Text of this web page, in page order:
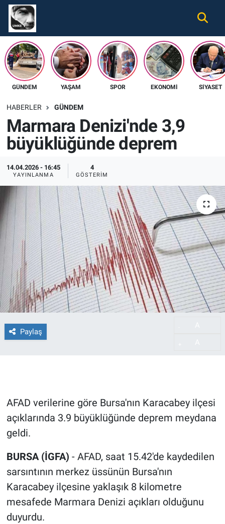
GÜNDEM YAŞAM SPOR EKONOMI SIYASET
HABERLER GÜNDEM
Marmara Denizi'nde 3,9
büyüklüğünde deprem
14.04.2026 - 16:45
YAYINLANMA
4
GÖSTERIM
Paylaş
AFAD verilerine göre Bursa'nın Karacabey ilçesi
açıklarında 3.9 büyüklüğünde deprem meydana
geldi.
BURSA (İGFA) - AFAD, saat 15.42'de kaydedilen
sarsıntının merkez üssünün Bursa'nın
Karacabey ilçesine yaklaşık 8 kilometre
mesafede Marmara Denizi açıkları olduğunu
duyurdu.
Gündem
Ekonomi
Spor
Tüm Haberler
İletişim
Künye
Nöbetçi Eczaneler
Hava Durumu
Namaz Vakitleri
Süper Lig Puan Durumu ve Fikstür
Tüm Manşetler
Son Dakika Haberleri
Haber Arşivi